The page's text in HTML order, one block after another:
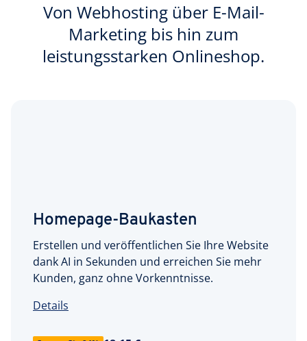
Von Webhosting über E-Mail-
Marketing bis hin zum
leistungsstarken Onlineshop.
Homepage-Baukasten
Erstellen und veröffentlichen Sie Ihre Website
dank AI in Sekunden und erreichen Sie mehr
Kunden, ganz ohne Vorkenntnisse.
Details